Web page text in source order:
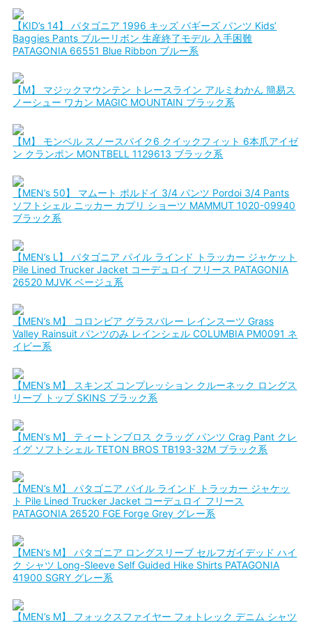
【KID’s 14】 パタゴニア 1996 キッズ バギーズ パンツ Kids’
Baggies Pants ブルーリボン 生産終了モデル 入手困難
PATAGONIA 66551 Blue Ribbon ブルー系
【M】 マジックマウンテン トレースライン アルミわかん 簡易ス
ノーシュー ワカン MAGIC MOUNTAIN ブラック系
【M】 モンベル スノースパイク6 クイックフィット 6本爪アイゼ
ン クランポン MONTBELL 1129613 ブラック系
【MEN’s 50】 マムート ポルドイ 3/4 パンツ Pordoi 3/4 Pants
ソフトシェル ニッカー カプリ ショーツ MAMMUT 1020-09940
ブラック系
【MEN’s L】 パタゴニア パイル ラインド トラッカー ジャケット
Pile Lined Trucker Jacket コーデュロイ フリース PATAGONIA
26520 MJVK ベージュ系
【MEN’s M】 コロンビア グラスバレー レインスーツ Grass
Valley Rainsuit パンツのみ レインシェル COLUMBIA PM0091 ネ
イビー系
【MEN’s M】 スキンズ コンプレッション クルーネック ロングス
リーブ トップ SKINS ブラック系
【MEN’s M】 ティートンブロス クラッグ パンツ Crag Pant クレ
イグ ソフトシェル TETON BROS TB193-32M ブラック系
【MEN’s M】 パタゴニア パイル ラインド トラッカー ジャケッ
ト Pile Lined Trucker Jacket コーデュロイ フリース
PATAGONIA 26520 FGE Forge Grey グレー系
【MEN’s M】 パタゴニア ロングスリーブ セルフガイデッド ハイ
ク シャツ Long-Sleeve Self Guided Hike Shirts PATAGONIA
41900 SGRY グレー系
【MEN’s M】 フォックスファイヤー フォトレック デニム シャツ